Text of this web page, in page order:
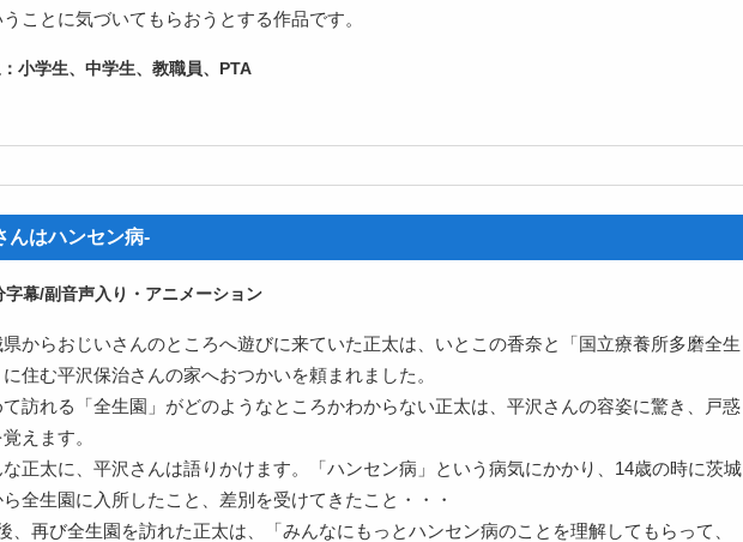
うことに気づいてもらおうとする作品です。
小学生、中学生、教職員、PTA
んはハンセン病-
字幕/副音声入り・アニメーション
県からおじいさんのところへ遊びに来ていた正太は、いとこの香奈と「国立療養所多磨全生
に住む平沢保治さんの家へおつかいを頼まれました。
て訪れる「全生園」がどのようなところかわからない正太は、平沢さんの容姿に驚き、戸惑
えます。
な正太に、平沢さんは語りかけます。「ハンセン病」という病気にかかり、14歳の時に茨城
ら全生園に入所したこと、差別を受けてきたこと・・・
、再び全生園を訪れた正太は、「みんなにもっとハンセン病のことを理解してもらって、